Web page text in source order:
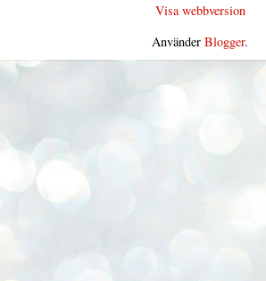
Visa webbversion
Använder Blogger.